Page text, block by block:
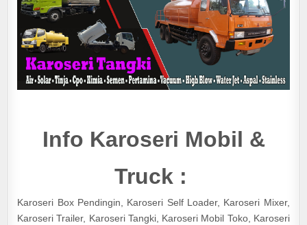
Info Karoseri Mobil &
Truck :
Karoseri Box Pendingin, Karoseri Self Loader, Karoseri Mixer,
Karoseri Trailer, Karoseri Tangki, Karoseri Mobil Toko, Karoseri